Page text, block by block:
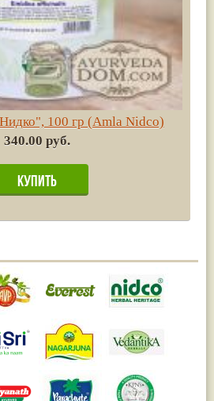
100 гр (Amla Nidco)
340.00 руб.